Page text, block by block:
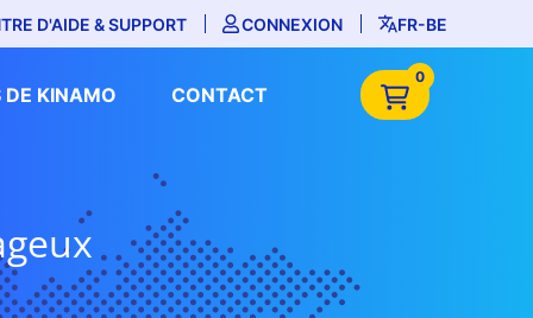
D'AIDE & SUPPORT CONNEXION FR-BE
DE KINAMO CONTACT
0